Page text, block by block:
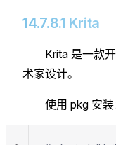
14.7.8.1 Krita
Krita 是一款
术家设计。
使用 pkg 安装